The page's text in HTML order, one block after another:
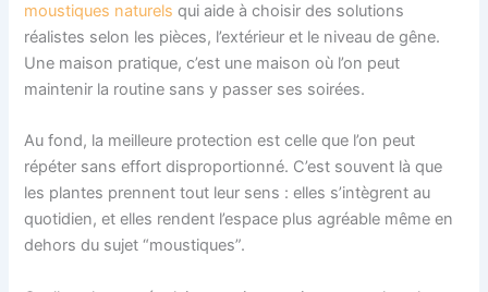
moustiques naturels qui aide à choisir des solutions
réalistes selon les pièces, l’extérieur et le niveau de gêne.
Une maison pratique, c’est une maison où l’on peut
maintenir la routine sans y passer ses soirées.
Au fond, la meilleure protection est celle que l’on peut
répéter sans effort disproportionné. C’est souvent là que
les plantes prennent tout leur sens : elles s’intègrent au
quotidien, et elles rendent l’espace plus agréable même en
dehors du sujet “moustiques”.